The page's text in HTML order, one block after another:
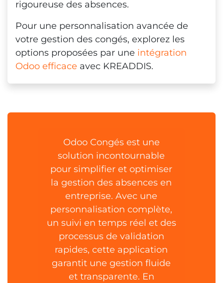
rigoureuse des absences.
Pour une personnalisation avancée de
votre gestion des congés, explorez les
options proposées par une intégration
Odoo efficace avec KREADDIS.
Odoo Congés est une
solution incontournable
pour simplifier et optimiser
la gestion des absences en
entreprise. Avec une
personnalisation complète,
un suivi en temps réel et des
processus de validation
rapides, cette application
garantit une gestion fluide
et transparente. En